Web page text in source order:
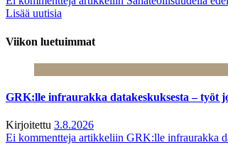
Lisää uutisia
Viikon luetuimmat
GRK:lle infraurakka datakeskuksesta – työt
Kirjoitettu 3.8.2026
Ei kommentteja artikkeliin GRK:lle infraurakka